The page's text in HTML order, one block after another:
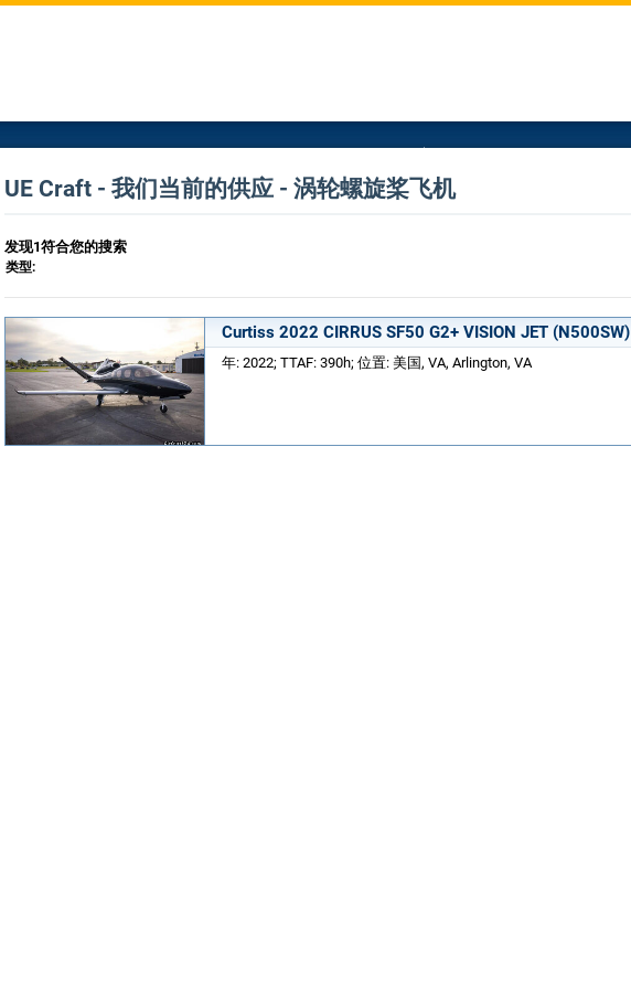
UE Craft - 我们当前的供应 - 涡轮螺旋桨飞机
发现1符合您的搜索
类型:
Curtiss 2022 CIRRUS SF50 G2+ VISION JET (N500SW)
年: 2022; TTAF: 390h; 位置: 美国, VA, Arlington, VA